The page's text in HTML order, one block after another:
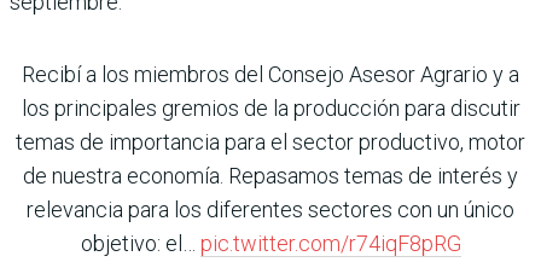
Recibí a los miembros del Consejo Asesor Agrario y a
los principales gremios de la producción para discutir
temas de importancia para el sector productivo, motor
de nuestra economía. Repasamos temas de interés y
relevancia para los diferentes sectores con un único
objetivo: el… pic.twitter.com/r74iqF8pRG